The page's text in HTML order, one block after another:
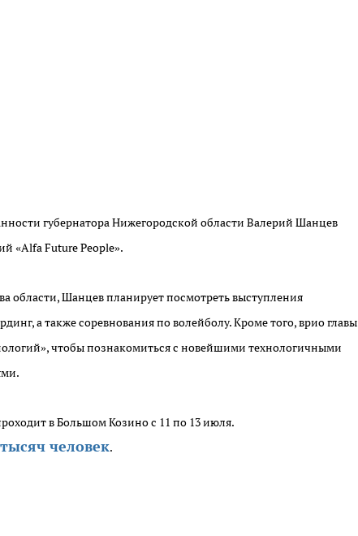
губернатора Нижегородской области Валерий Шанцев
«Alfa Future People».
области, Шанцев планирует посмотреть выступления
а также соревнования по волейболу. Кроме того, врио главы
чтобы познакомиться с новейшими технологичными
в Большом Козино с 11 по 13 июля.
человек.